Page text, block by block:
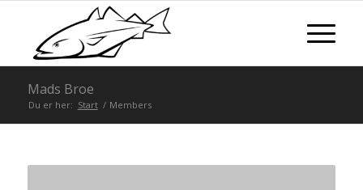
Mads Broe
Du er her: Start / Members